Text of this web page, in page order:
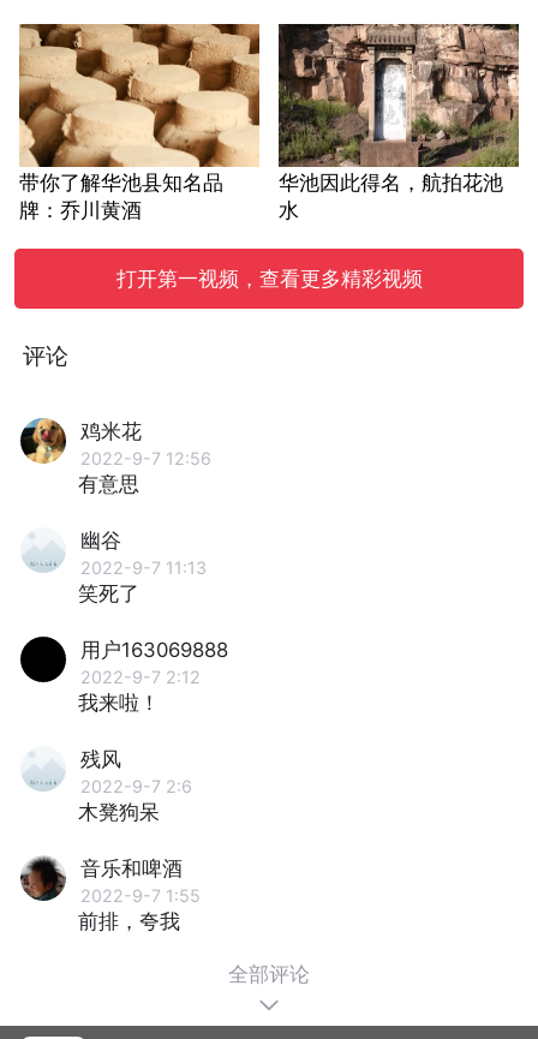
带你了解华池县知名品
牌：乔川黄酒
华池因此得名，航拍花池
水
打开第一视频，查看更多精彩视频
评论
鸡米花
2022-9-7 12:56
有意思
幽谷
2022-9-7 11:13
笑死了
用户163069888
2022-9-7 2:12
我来啦！
残风
2022-9-7 2:6
木凳狗呆
音乐和啤酒
2022-9-7 1:55
前排，夸我
全部评论